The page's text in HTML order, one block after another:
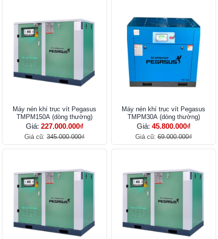
Máy nén khí trục vít Pegasus
TMPM150A (dòng thường)
Giá: 227.000.000₫
Giá cũ: 345.000.000₫
Máy nén khí trục vít Pegasus
TMPM30A (dòng thường)
Giá: 45.800.000₫
Giá cũ:69.000.000₫